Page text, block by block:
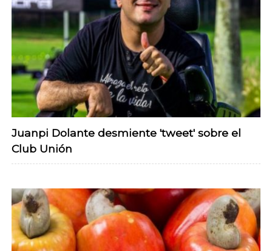
Juanpi Dolante desmiente 'tweet' sobre el
Club Unión